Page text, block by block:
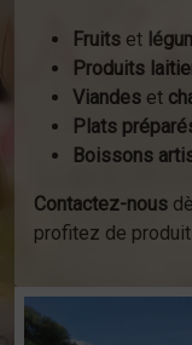
Fruits et
Produits
Viandes et
Plats
Boissons
Contactez-nous
profitez de